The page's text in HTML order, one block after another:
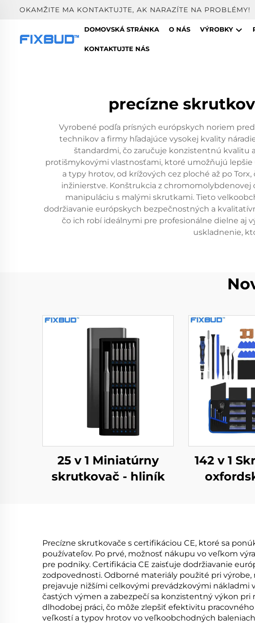
OKAMŽITE MA KONTAKTUJTE, AK NARAZÍTE NA PROBLÉMY!
DOMOVSKÁ STRÁNKA O NÁS VÝROBKY
KONTAKTUJTE NÁS
precízne
Vyrobené podľa prísných európskych noriem
technikov a firmy hľadajúce vysokej kvality
štandardmi, čo zaručuje konzistentnú kvalitu
protišmykovými vlastnosťami, ktoré umožňujú lepšie
a typy hrotov, od krížových cez ploché až po
inžinierstve. Konštrukcia z
manipuláciu s malými skrutkami. Tieto
dodržiavanie európskych bezpečnostných a
čo ich robí ideálnymi pre profesionálne dielne aj
uskladnenie,
25 v 1 Miniatúrny
skrutkovač - hliník
142 v 1
Precízne skrutkovače s certifikáciou CE, ktoré sa
používateľov. Po prvé, možnosť nákupu vo veľkom
pre podniky. Certifikácia CE zaisťuje dodržiavanie
zodpovednosti. Odborné materiály použité pri
prejavuje nižšími celkovými prevádzkovými nákladmi
častých výmen a zabezpečí sa konzistentný výkon
dlhodobej práci, čo môže zlepšiť efektivitu
veľkostí a typov hrotov vo veľkoobchodných